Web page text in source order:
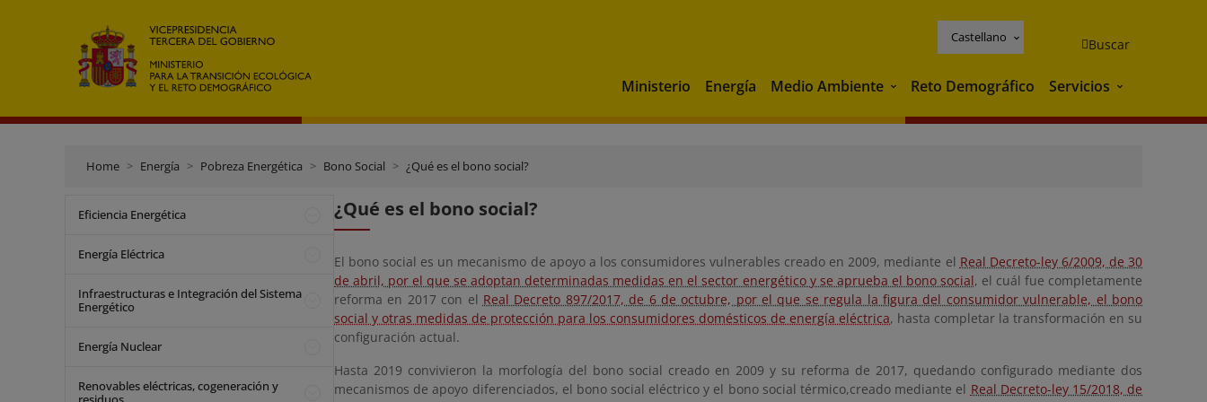
Castellano Buscar
Ministerio Energía Medio Ambiente Medio Ambiente
Reto Demográfico Servicios Servicios
Home Energía Pobreza Energética Bono Social ¿Qué es el bono social?
Eficiencia Energética
Energía Eléctrica
Infraestructuras e Integración del Sistema
Energético
Energía Nuclear
Renovables eléctricas, cogeneración y
¿Qué es el bono social?
El bono social es un mecanismo de apoyo a los consumidores vulnerables creado en 2009, mediante el Real Decreto-ley 6/2009, de 30
de abril, por el que se adoptan determinadas medidas en el sector energético y se aprueba el bono social, el cuál fue completamente
reforma en 2017 con el Real Decreto 897/2017, de 6 de octubre, por el que se regula la figura del consumidor vulnerable, el bono
social y otras medidas de protección para los consumidores domésticos de energía eléctrica, hasta completar la transformación en su
configuración actual.
Hasta 2019 convivieron la morfología del bono social creado en 2009 y su reforma de 2017, quedando configurado mediante dos
mecanismos de apoyo diferenciados, el bono social eléctrico y el bono social térmico,creado mediante el Real Decreto-ley 15/2018, de